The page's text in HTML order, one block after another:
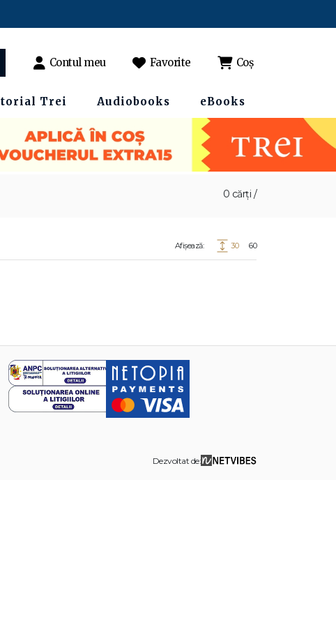
Contul meu Favorite Coș
Trei Audiobooks eBooks
0 cărți /
Afișează: 30 60
Dezvoltat de: